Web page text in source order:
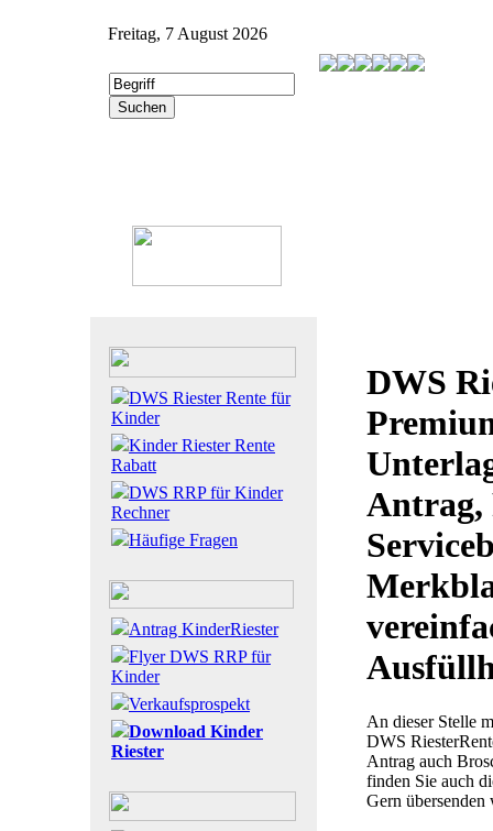
Freitag, 7 August 2026
DWS Riester Rente für
Kinder
Kinder Riester Rente
Rabatt
DWS RRP für Kinder
Rechner
Häufige Fragen
Antrag KinderRiester
Flyer DWS RRP für
Kinder
Verkaufsprospekt
Download Kinder
Riester
DWS
Antrag,
An dieser Stelle
DWS
Antrag auch
finden Sie auch
Gern